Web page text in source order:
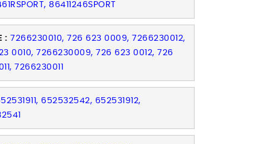
86411246SPORT
: 7266230010, 726 623 0009, 7266230012,
0010, 7266230009, 726 623 0012, 726
7266230011
652532542, 652531912,